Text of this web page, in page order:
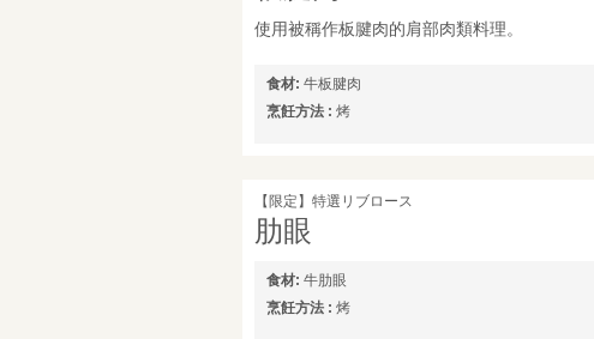
使用被稱作板腱肉的肩部肉類料理。
食材: 牛板腱肉
烹飪方法 : 烤
【限定】特選リブロース
肋眼
食材: 牛肋眼
烹飪方法 : 烤